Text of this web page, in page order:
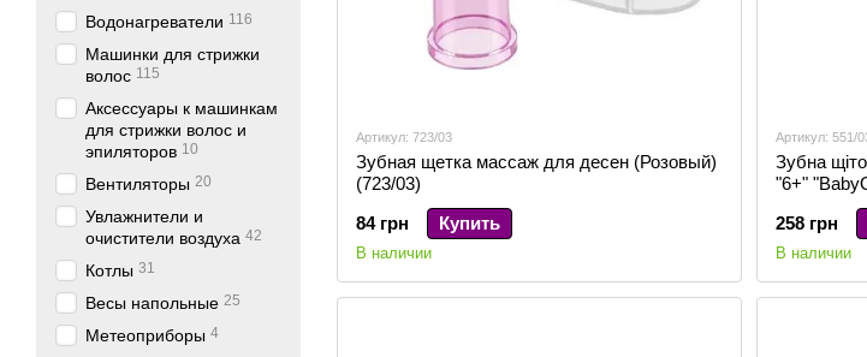
Артикул: 723/03
Зубная щетка массаж для десен (Розовый)
(723/03)
84 грн
Купить
В наличии
Артикул: 551/
Зубна
"6+"
258 грн
В наличии
Водонагреватели 116
Машинки для стрижки
волос 115
Аксессуары к машинкам
для стрижки волос и
эпиляторов 10
Вентиляторы 20
Увлажнители и
очистители воздуха 42
Котлы 31
Весы напольные 25
Метеоприборы 4